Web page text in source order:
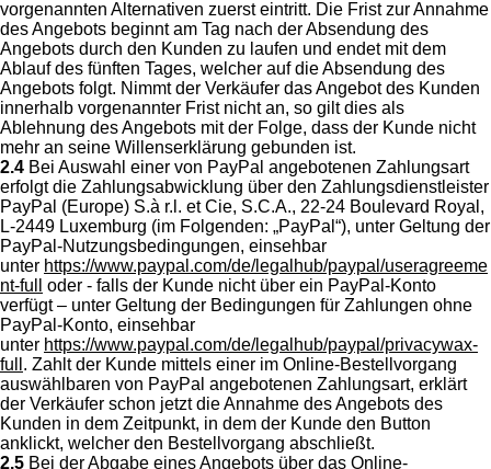
vorgenannten Alternativen zuerst eintritt. Die Frist zur Annahme
des Angebots beginnt am Tag nach der Absendung des
Angebots durch den Kunden zu laufen und endet mit dem
Ablauf des fünften Tages, welcher auf die Absendung des
Angebots folgt. Nimmt der Verkäufer das Angebot des Kunden
innerhalb vorgenannter Frist nicht an, so gilt dies als
Ablehnung des Angebots mit der Folge, dass der Kunde nicht
mehr an seine Willenserklärung gebunden ist.
2.4 Bei Auswahl einer von PayPal angebotenen Zahlungsart
erfolgt die Zahlungsabwicklung über den Zahlungsdienstleister
PayPal (Europe) S.à r.l. et Cie, S.C.A., 22-24 Boulevard Royal,
L-2449 Luxemburg (im Folgenden: „PayPal“), unter Geltung der
PayPal-Nutzungsbedingungen, einsehbar
unter https://www.paypal.com/de/legalhub/paypal/useragreeme
nt-full
oder - falls der Kunde nicht über ein PayPal-Konto
verfügt – unter Geltung der Bedingungen für Zahlungen ohne
PayPal-Konto, einsehbar
unter https://www.paypal.com/de/legalhub/paypal/privacywax-
full . Zahlt der Kunde mittels einer im Online-Bestellvorgang
auswählbaren von PayPal angebotenen Zahlungsart, erklärt
der Verkäufer schon jetzt die Annahme des Angebots des
Kunden in dem Zeitpunkt, in dem der Kunde den Button
anklickt, welcher den Bestellvorgang abschließt.
2.5 Bei der Abgabe eines Angebots über das Online-